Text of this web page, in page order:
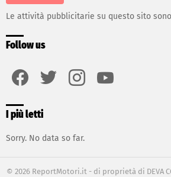
Le attività pubblicitarie su questo sito
Follow us
I più letti
Sorry. No data so far.
© 2026 ReportMotori.it - di proprietà di DEVA